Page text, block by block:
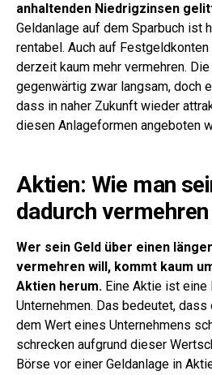
anhaltenden Niedrigzinsen
Geldanlage auf dem Sparbuch ist
rentabel. Auch auf Festgeldkonten
derzeit kaum mehr vermehren.
gegenwärtig zwar langsam, doch
dass in naher Zukunft wieder
diesen Anlageformen angeboten
Aktien: Wie man
dadurch
Wer sein Geld über einen
vermehren will, kommt kaum
Aktien herum. Eine Aktie ist eine
Unternehmen. Das bedeutet,
dem Wert eines Unternehmens
schrecken aufgrund dieser
Börse vor einer Geldanlage in